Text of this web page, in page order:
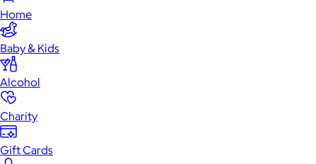
Home
Baby & Kids
Alcohol
Charity
Gift Cards